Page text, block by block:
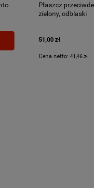
Płaszcz
zielony, odblaski
51,00 zł
Cena netto: 41,46 zł